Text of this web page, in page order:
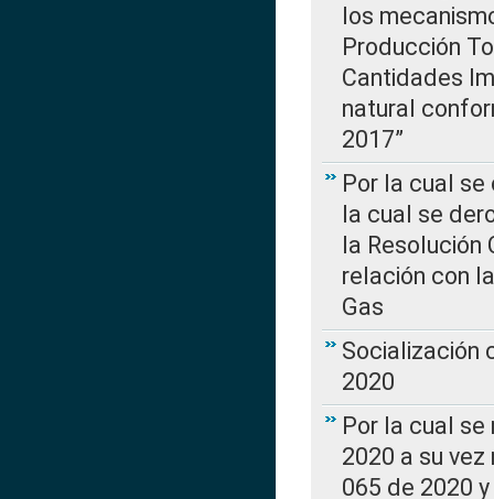
los
Producción
Cantidades
natural
2017”
Por la cual
la cual se
la Resolución
relación con
Gas
Socialización
2020
Por la cual se
2020 a su
065 de 2020